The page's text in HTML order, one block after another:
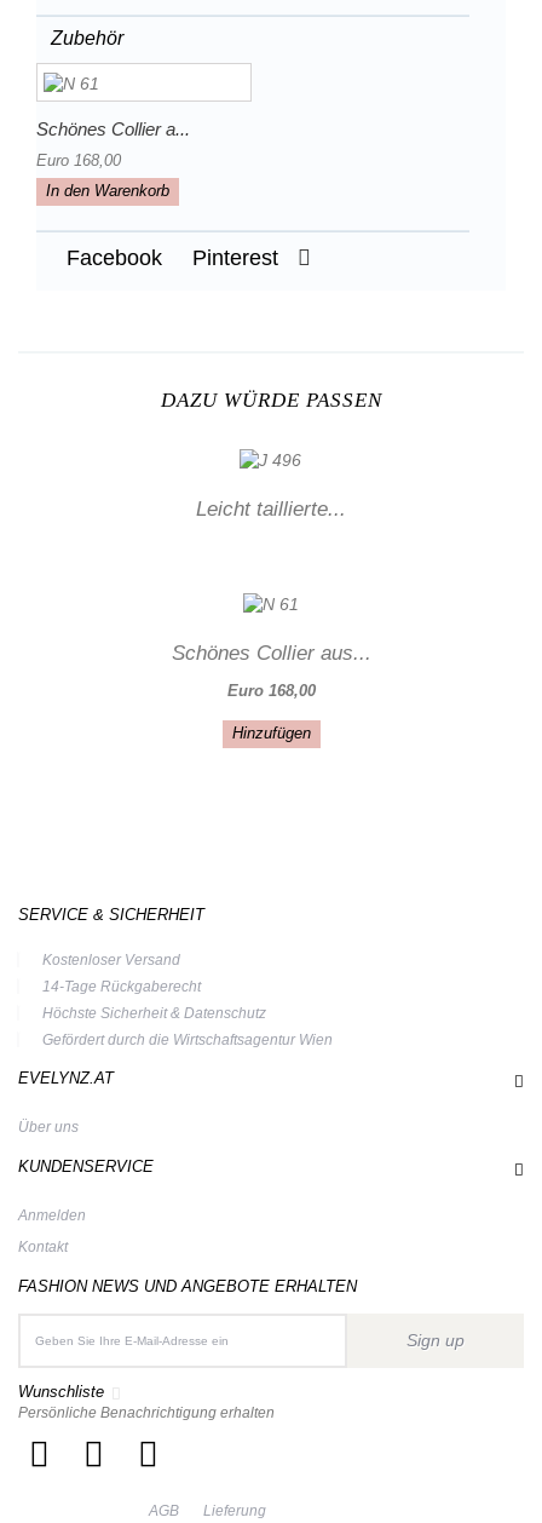
Zubehör
Schönes Collier a...
Euro 168,00
In den Warenkorb
Facebook Pinterest
DAZU WÜRDE PASSEN
Leicht taillierte...
Schönes Collier aus...
Euro 168,00
Hinzufügen
SERVICE & SICHERHEIT
Kostenloser Versand
14-Tage Rückgaberecht
Höchste Sicherheit & Datenschutz
Gefördert durch die Wirtschaftsagentur Wien
EVELYNZ.AT
Über uns
KUNDENSERVICE
Anmelden
Kontakt
FASHION NEWS UND ANGEBOTE ERHALTEN
Sign up
Wunschliste
Persönliche Benachrichtigung erhalten
AGB Lieferung